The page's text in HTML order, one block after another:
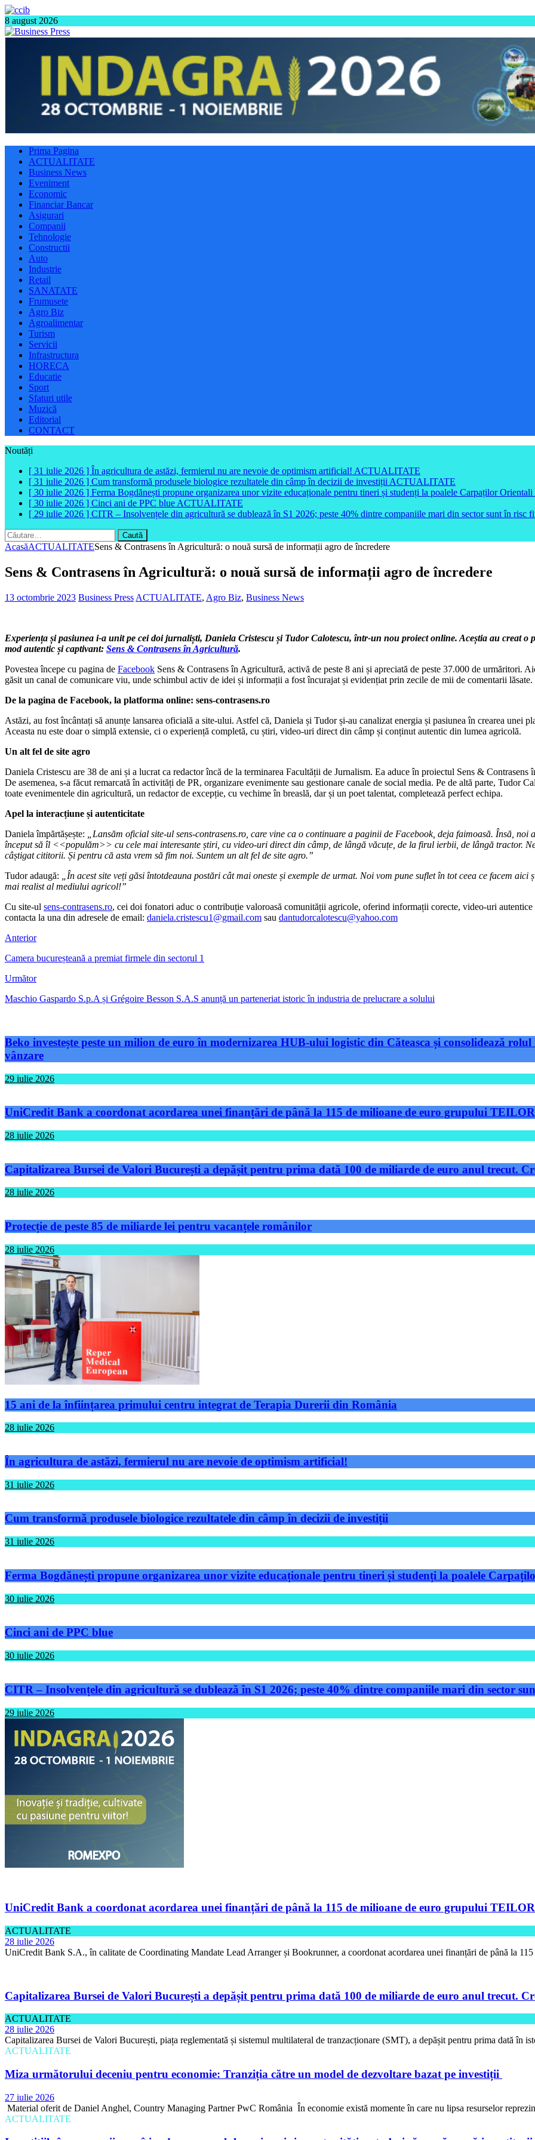
8 august 2026
Prima Pagina
ACTUALITATE
Business News
Eveniment
Economic
Financiar Bancar
Asigurari
Companii
Tehnologie
Constructii
Auto
Industrie
Retail
SANATATE
Frumusete
Agro Biz
Agroalimentar
Turism
Servicii
Infrastructura
HORECA
Educatie
Sport
Sfaturi utile
Muzică
Editorial
CONTACT
Noutăți
[ 31 iulie 2026 ] În agricultura de astăzi, fermierul nu are nevoie de optimism artificial! ACTUALITATE
[ 31 iulie 2026 ] Cum transformă produsele biologice rezultatele din câmp în decizii de investiții ACTUALITATE
[ 30 iulie 2026 ] Ferma Bogdănești propune organizarea unor vizite educaționale pentru tineri și studenți la poalele Carpaților Orientali
[ 30 iulie 2026 ] Cinci ani de PPC blue ACTUALITATE
[ 29 iulie 2026 ] CITR – Insolvențele din agricultură se dublează în S1 2026; peste 40% dintre companiile mari din sector sunt în risc
Caută
după:
AcasăACTUALITATESens & Contrasens în Agricultură: o nouă sursă de informații agro de încredere
Sens & Contrasens în Agricultură: o nouă sursă de informații agro de încredere
13 octombrie 2023 Business Press ACTUALITATE, Agro Biz, Business News
Experiența și pasiunea i-a unit pe cei doi jurnaliști, Daniela Cristescu și Tudor Calotescu, într-un nou proiect online. Aceștia au creat
mod autentic și captivant: Sens & Contrasens în Agricultură.
Povestea începe cu pagina de Facebook Sens & Contrasens în Agricultură, activă de peste 8 ani și apreciată de peste 37.000 de
găsit un canal de comunicare viu, unde schimbul activ de idei și informații a fost încurajat și evidențiat prin zecile de mii de comentarii lăsate.
De la pagina de Facebook, la platforma online: sens-contrasens.ro
Astăzi, au fost încântați să anunțe lansarea oficială a site-ului. Astfel că, Daniela și Tudor și-au canalizat energia și pasiunea în crearea unei
Aceasta nu este doar o simplă extensie, ci o experiență completă, cu știri, video-uri direct din câmp și conținut autentic din lumea agricolă.
Un alt fel de site agro
Daniela Cristescu are 38 de ani și a lucrat ca redactor încă de la terminarea Facultății de Jurnalism. Ea aduce în proiectul Sens &
De asemenea, s-a făcut remarcată în activități de PR, organizare evenimente sau gestionare canale de social media. Pe de altă parte, Tudor
toate evenimentele din agricultură, un redactor de excepție, cu vechime în breaslă, dar și un poet talentat, completează perfect echipa.
Apel la interacțiune și autenticitate
Daniela împărtășește:
„Lansăm oficial site-ul sens-contrasens.ro, care vine ca o continuare a paginii de Facebook, deja faimoasă. Însă,
început să îl <<populăm>> cu cele mai interesante știri, cu video-uri direct din câmp, de lângă văcuțe, de la firul ierbii, de lângă tractor.
câștigat cititorii. Și pentru că asta vrem să fim noi. Suntem un alt fel de site agro.”
Tudor adaugă:
„În acest site veți găsi întotdeauna postări cât mai oneste și exemple de urmat. Noi vom pune suflet în tot ceea ce facem
mai realist al mediului agricol!”
Cu site-ul sens-contrasens.ro, cei doi fonatori aduc o contribuție valoroasă comunității agricole, oferind informații corecte, video-uri
contacta la una din adresele de email: daniela.cristescu1@gmail.com sau dantudorcalotescu@yahoo.com
Anterior
Camera bucureșteană a premiat firmele din sectorul 1
Următor
Maschio Gaspardo S.p.A și Grégoire Besson S.A.S anunță un parteneriat istoric în industria de prelucrare a solului
Beko investește peste un milion de euro în modernizarea HUB-ului logistic din Căteasca și consolidează
vânzare
29 iulie 2026
UniCredit Bank a coordonat acordarea unei finanțări de până la 115 de milioane de euro grupului TEILOR
28 iulie 2026
Capitalizarea Bursei de Valori București a depășit pentru prima dată 100 de miliarde de euro anul trecut.
28 iulie 2026
Protecție de peste 85 de miliarde lei pentru vacanțele românilor
28 iulie 2026
15 ani de la înființarea primului centru integrat de Terapia Durerii din România
28 iulie 2026
În agricultura de astăzi, fermierul nu are nevoie de optimism artificial!
31 iulie 2026
Cum transformă produsele biologice rezultatele din câmp în decizii de investiții
31 iulie 2026
Ferma Bogdănești propune organizarea unor vizite educaționale pentru tineri și studenți la poalele
30 iulie 2026
Cinci ani de PPC blue
30 iulie 2026
CITR – Insolvențele din agricultură se dublează în S1 2026; peste 40% dintre companiile mari din sector
29 iulie 2026
UniCredit Bank a coordonat acordarea unei finanțări de până la 115 de milioane de euro grupului TEILOR
ACTUALITATE
28 iulie 2026
UniCredit Bank S.A., în calitate de Coordinating Mandate Lead Arranger și Bookrunner, a coordonat acordarea unei finanțări de până la 115
Capitalizarea Bursei de Valori București a depășit pentru prima dată 100 de miliarde de euro anul trecut.
ACTUALITATE
28 iulie 2026
Capitalizarea Bursei de Valori București, piața reglementată și sistemul multilateral de tranzacționare (SMT), a depășit pentru prima dată în
ACTUALITATE
Miza următorului deceniu pentru economie: Tranziția către un model de dezvoltare bazat pe investiții
27 iulie 2026
Material oferit de Daniel Anghel, Country Managing Partner PwC România În economie există momente în care nu lipsa resurselor
ACTUALITATE